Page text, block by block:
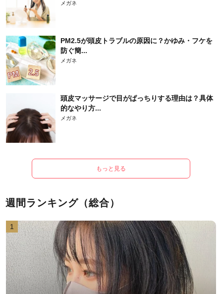
メガネ
PM2.5が頭皮トラブルの原因に？かゆみ・フケを
防ぐ簡...
メガネ
頭皮マッサージで目がぱっちりする理由は？具体
的なやり方...
メガネ
もっと見る
週間ランキング（総合）
1